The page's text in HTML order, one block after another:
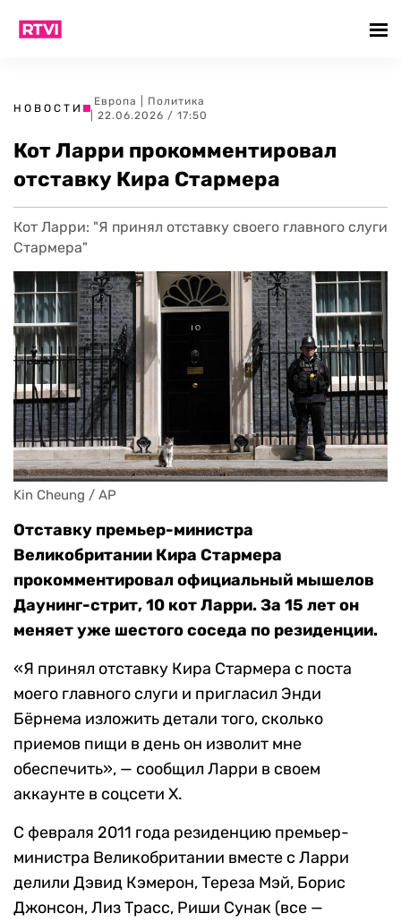
НОВОСТИ
Европа
Политика
| 22.06.2026 / 17:50
Кот Ларри прокомментировал
отставку Кира Стармера
Кот Ларри: "Я принял отставку своего главного слуги
Стармера"
Kin Cheung / AP
Отставку премьер-министра
Великобритании Кира Стармера
прокомментировал официальный мышелов
Даунинг-стрит, 10 кот Ларри. За 15 лет он
меняет уже шестого соседа по резиденции.
«Я принял отставку Кира Стармера с поста
моего главного слуги и пригласил Энди
Бёрнема изложить детали того, сколько
приемов пищи в день он изволит мне
обеспечить», — сообщил Ларри в своем
аккаунте в соцсети X.
С февраля 2011 года резиденцию премьер-
министра Великобритании вместе с Ларри
делили Дэвид Кэмерон, Тереза Мэй, Борис
Джонсон, Лиз Трасс, Риши Сунак (все —